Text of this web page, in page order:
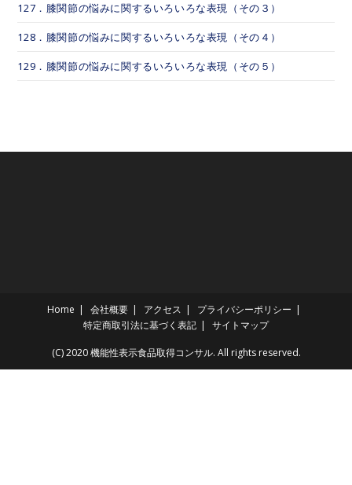
127．膝関節の悩みに関するいろいろな表現（その３）
128．膝関節の悩みに関するいろいろな表現（その４）
129．膝関節の悩みに関するいろいろな表現（その５）
Home 会社概要 アクセス
プライバシーポリシー
特定商取引法に基づく表記
サイトマップ
(C) 2020 機能性表示食品取得コンサル. All rights reserved.